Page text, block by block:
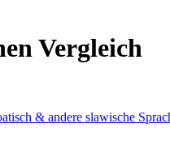
Vergleich
& andere slawische